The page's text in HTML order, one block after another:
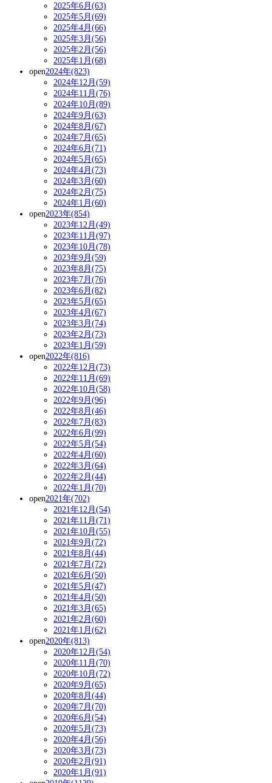
2025年6月(63)
2025年5月(69)
2025年4月(66)
2025年3月(56)
2025年2月(56)
2025年1月(68)
open2024年(823)
2024年12月(59)
2024年11月(76)
2024年10月(89)
2024年9月(63)
2024年8月(67)
2024年7月(65)
2024年6月(71)
2024年5月(65)
2024年4月(73)
2024年3月(60)
2024年2月(75)
2024年1月(60)
open2023年(854)
2023年12月(49)
2023年11月(97)
2023年10月(78)
2023年9月(59)
2023年8月(75)
2023年7月(76)
2023年6月(82)
2023年5月(65)
2023年4月(67)
2023年3月(74)
2023年2月(73)
2023年1月(59)
open2022年(816)
2022年12月(73)
2022年11月(69)
2022年10月(58)
2022年9月(96)
2022年8月(46)
2022年7月(83)
2022年6月(99)
2022年5月(54)
2022年4月(60)
2022年3月(64)
2022年2月(44)
2022年1月(70)
open2021年(702)
2021年12月(54)
2021年11月(71)
2021年10月(55)
2021年9月(72)
2021年8月(44)
2021年7月(72)
2021年6月(50)
2021年5月(47)
2021年4月(50)
2021年3月(65)
2021年2月(60)
2021年1月(62)
open2020年(813)
2020年12月(54)
2020年11月(70)
2020年10月(72)
2020年9月(65)
2020年8月(44)
2020年7月(70)
2020年6月(54)
2020年5月(73)
2020年4月(56)
2020年3月(73)
2020年2月(91)
2020年1月(91)